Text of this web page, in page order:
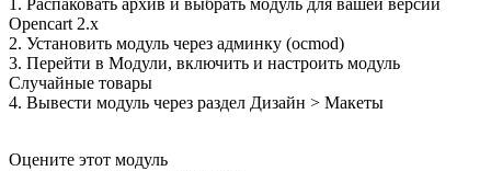
Opencart 2.x
2. Установить модуль через админку (ocmod)
3. Перейти в Модули, включить и настроить модуль
Случайные товары
4. Вывести модуль через раздел Дизайн > Макеты
Оцените этот модуль